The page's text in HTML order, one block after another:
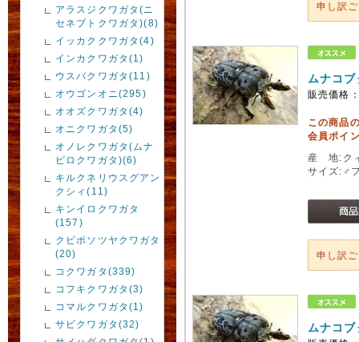
アラスジクワガタ(ニ
セネブトクワガタ)(8)
イッカククワガタ(4)
インカクワガタ(1)
ウスバクワガタ(11)
オウゴンオニ(295)
オオズクワガタ(4)
オニクワガタ(5)
オノレクワガタ(ムナ
ビロクワガタ)(6)
キルクネリウスグアン
クシィ(11)
キンイロクワガタ
(157)
クビボソツヤクワガタ
(20)
コクワガタ(339)
コフキクワガタ(3)
コマルクワガタ(1)
サビクワガタ(32)
申し訳
ムナコ
販売価格
この商品
会員ポイ
産 地:ク
サイズ:♂
申し訳
ムナコ